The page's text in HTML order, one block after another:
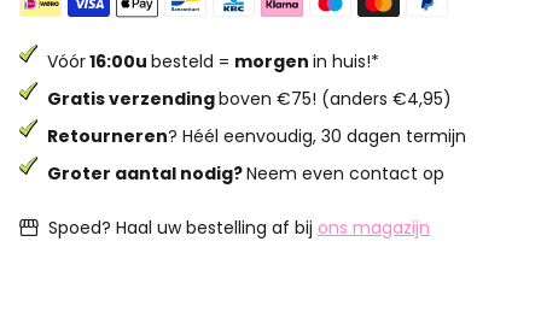
Vóór16:00u besteld = morgen in huis!*
Gratis verzendingboven €75! (anders €4,95)
Retourneren? Héél eenvoudig, 30 dagen termijn
Groter aantal nodig?Neem even contact op
Spoed? Haal uw bestelling af bij ons magazijn